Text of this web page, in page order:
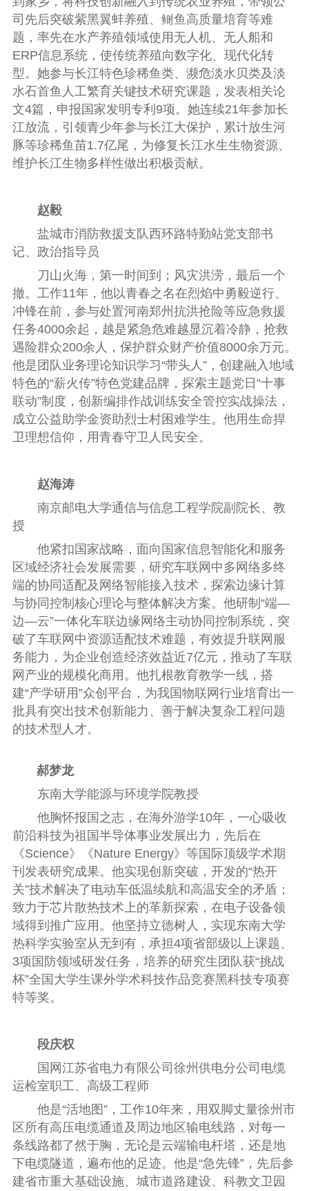
司先后突破紫黑翼蚌养殖、鲥鱼高质量培育等难
题，率先在水产养殖领域使用无人机、无人船和
ERP信息系统，使传统养殖向数字化、现代化转
型。她参与长江特色珍稀鱼类、濒危淡水贝类及淡
水石首鱼人工繁育关键技术研究课题，发表相关论
文4篇，申报国家发明专利9项。她连续21年参加长
江放流，引领青少年参与长江大保护，累计放生河
豚等珍稀鱼苗1.7亿尾，为修复长江水生生物资源、
维护长江生物多样性做出积极贡献。
赵毅
盐城市消防救援支队西环路特勤站党支部书
记、政治指导员
刀山火海，第一时间到；风灾洪涝，最后一个
撤。工作11年，他以青春之名在烈焰中勇毅逆行、
冲锋在前，参与处置河南郑州抗洪抢险等应急救援
任务4000余起，越是紧急危难越显沉着冷静，抢救
遇险群众200余人，保护群众财产价值8000余万元。
他是团队业务理论知识学习“带头人”，创建融入地域
特色的“薪火传”特色党建品牌，探索主题党日“十事
联动”制度，创新编排作战训练安全管控实战操法，
成立公益助学金资助烈士村困难学生。他用生命捍
卫理想信仰，用青春守卫人民安全。
赵海涛
南京邮电大学通信与信息工程学院副院长、教
授
他紧扣国家战略，面向国家信息智能化和服务
区域经济社会发展需要，研究车联网中多网络多终
端的协同适配及网络智能接入技术，探索边缘计算
与协同控制核心理论与整体解决方案。他研制“端—
边—云”一体化车联边缘网络主动协同控制系统，突
破了车联网中资源适配技术难题，有效提升联网服
务能力，为企业创造经济效益近7亿元，推动了车联
网产业的规模化商用。他扎根教育教学一线，搭
建“产学研用”众创平台，为我国物联网行业培育出一
批具有突出技术创新能力、善于解决复杂工程问题
的技术型人才。
郝梦龙
东南大学能源与环境学院教授
他胸怀报国之志，在海外游学10年，一心吸收
前沿科技为祖国半导体事业发展出力，先后在
《Science》《Nature Energy》等国际顶级学术期
刊发表研究成果。他实现创新突破，开发的“热开
关”技术解决了电动车低温续航和高温安全的矛盾；
致力于芯片散热技术上的革新探索，在电子设备领
域得到推广应用。他坚持立德树人，实现东南大学
热科学实验室从无到有，承担4项省部级以上课题、
3项国防领域研发任务，培养的研究生团队获“挑战
杯”全国大学生课外学术科技作品竞赛黑科技专项赛
特等奖。
段庆权
国网江苏省电力有限公司徐州供电分公司电缆
运检室职工、高级工程师
他是“活地图”，工作10年来，用双脚丈量徐州市
区所有高压电缆通道及周边地区输电线路，对每一
条线路都了然于胸，无论是云端输电杆塔，还是地
下电缆隧道，遍布他的足迹。他是“急先锋”，先后参
建省市重大基础设施、城市道路建设、科教文卫园